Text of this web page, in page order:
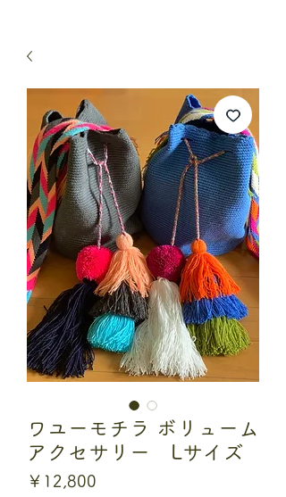
ワユーモチラ ボリューム
アクセサリー Lサイズ
￥12,800